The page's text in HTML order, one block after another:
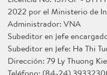
2022 por el Ministerio de
Administrador: VNA
Subeditor en jefe
Subeditor en jefe: Ha Thi
Dirección: 79 Ly Thuong